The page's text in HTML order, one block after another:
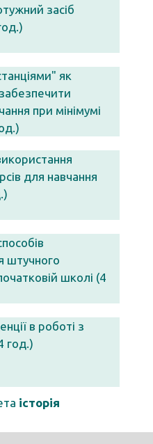
засіб
як
при мінімумі
для навчання
штучного
школі (4
в роботі з
год.)
історія